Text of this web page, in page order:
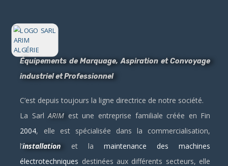
Équipements de Marquage, Aspiration et Convoyage
industriel et Professionnel
C’est depuis toujours la ligne directrice de notre société.
La SarlARIM est une entreprise familiale créée en Fin
2004, elle est spécialisée dans la commercialisation,
l’installation et la maintenance des machines
électrotechniques destinées aux différents secteurs, elle